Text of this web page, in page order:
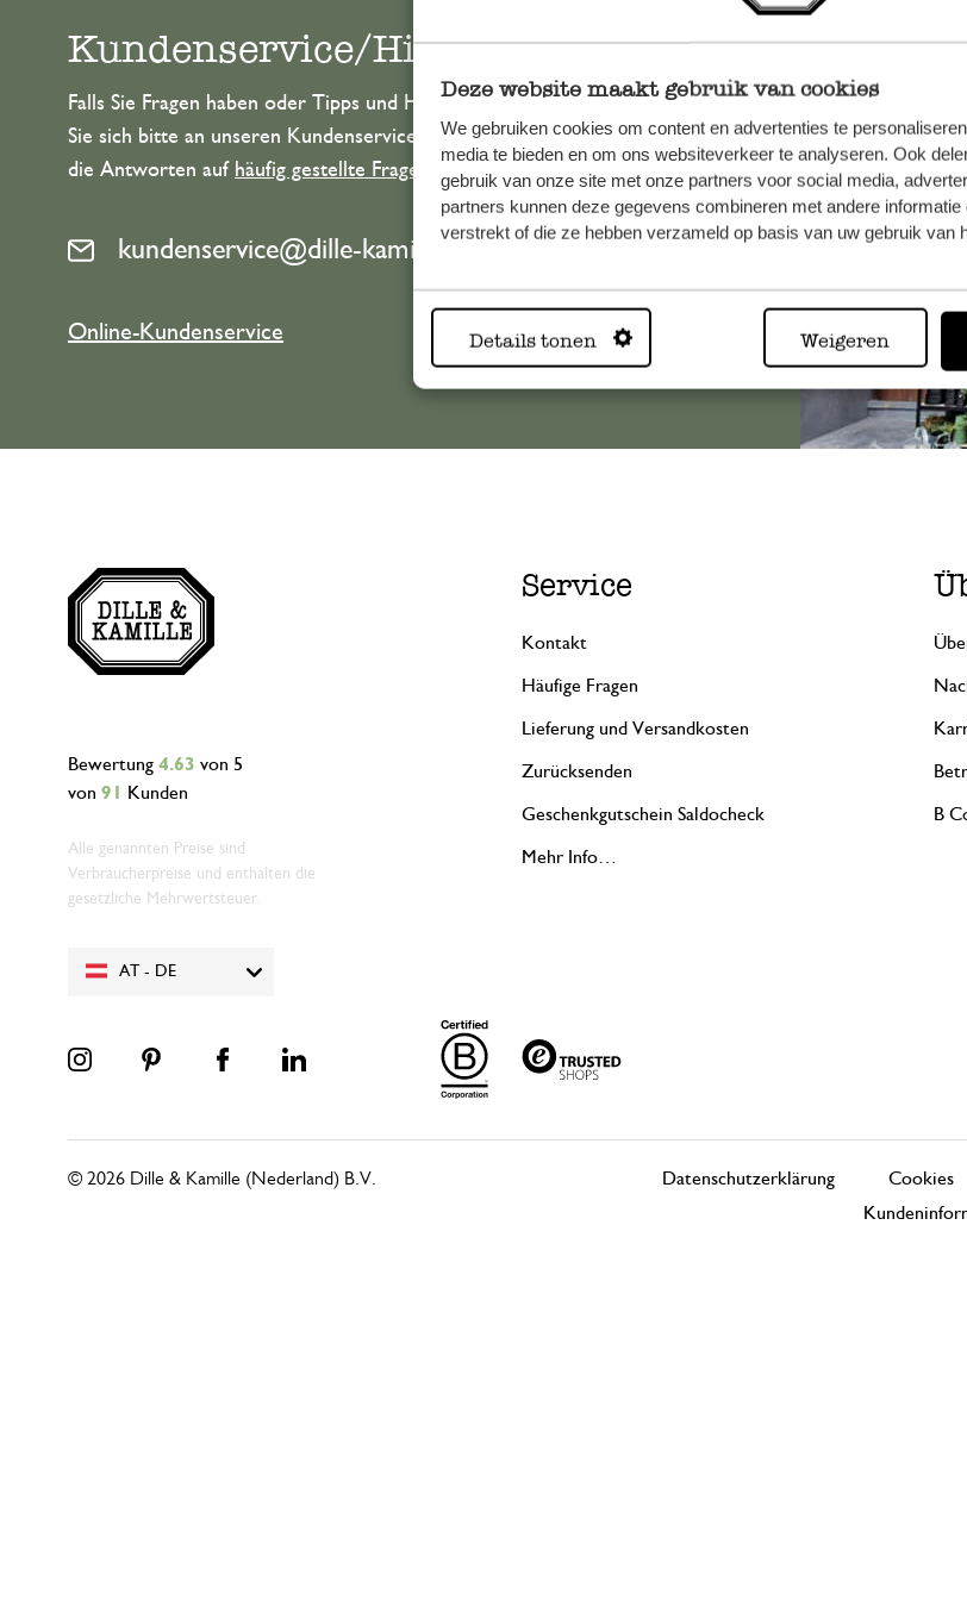
Deze website maakt gebruik van cookies
We gebruiken cookies om content en advertenties te
media te bieden en om ons websiteverkeer te analyseren. Ook
gebruik van onze site met onze partners voor social media,
partners kunnen deze gegevens combineren met andere informatie
verstrekt of die ze hebben verzameld op basis van uw gebruik van
Details tonen Weigeren Alle 62
Kundenservice/Hilfe
Falls Sie Fragen haben oder Tipps und Hilfe brauchen, wenden
Sie sich bitte an unseren Kundenservice. Oder lesen Sie hier
die Antworten auf häufig gestellte Fragen
kundenservice@dille-kamille.at
Online-Kundenservice
AT - DE
Bewertung 4.63 von 5
von 91 Kunden
Alle genannten Preise sind
Verbraucherpreise und enthalten die
gesetzliche Mehrwertsteuer.
Service
Kontakt
Häufige Fragen
Lieferung und Versandkosten
Zurücksenden
Geschenkgutschein Saldocheck
Mehr Info…
B
Datenschutzerklärung Cookies
© 2026 Dille & Kamille (Nederland) B.V.